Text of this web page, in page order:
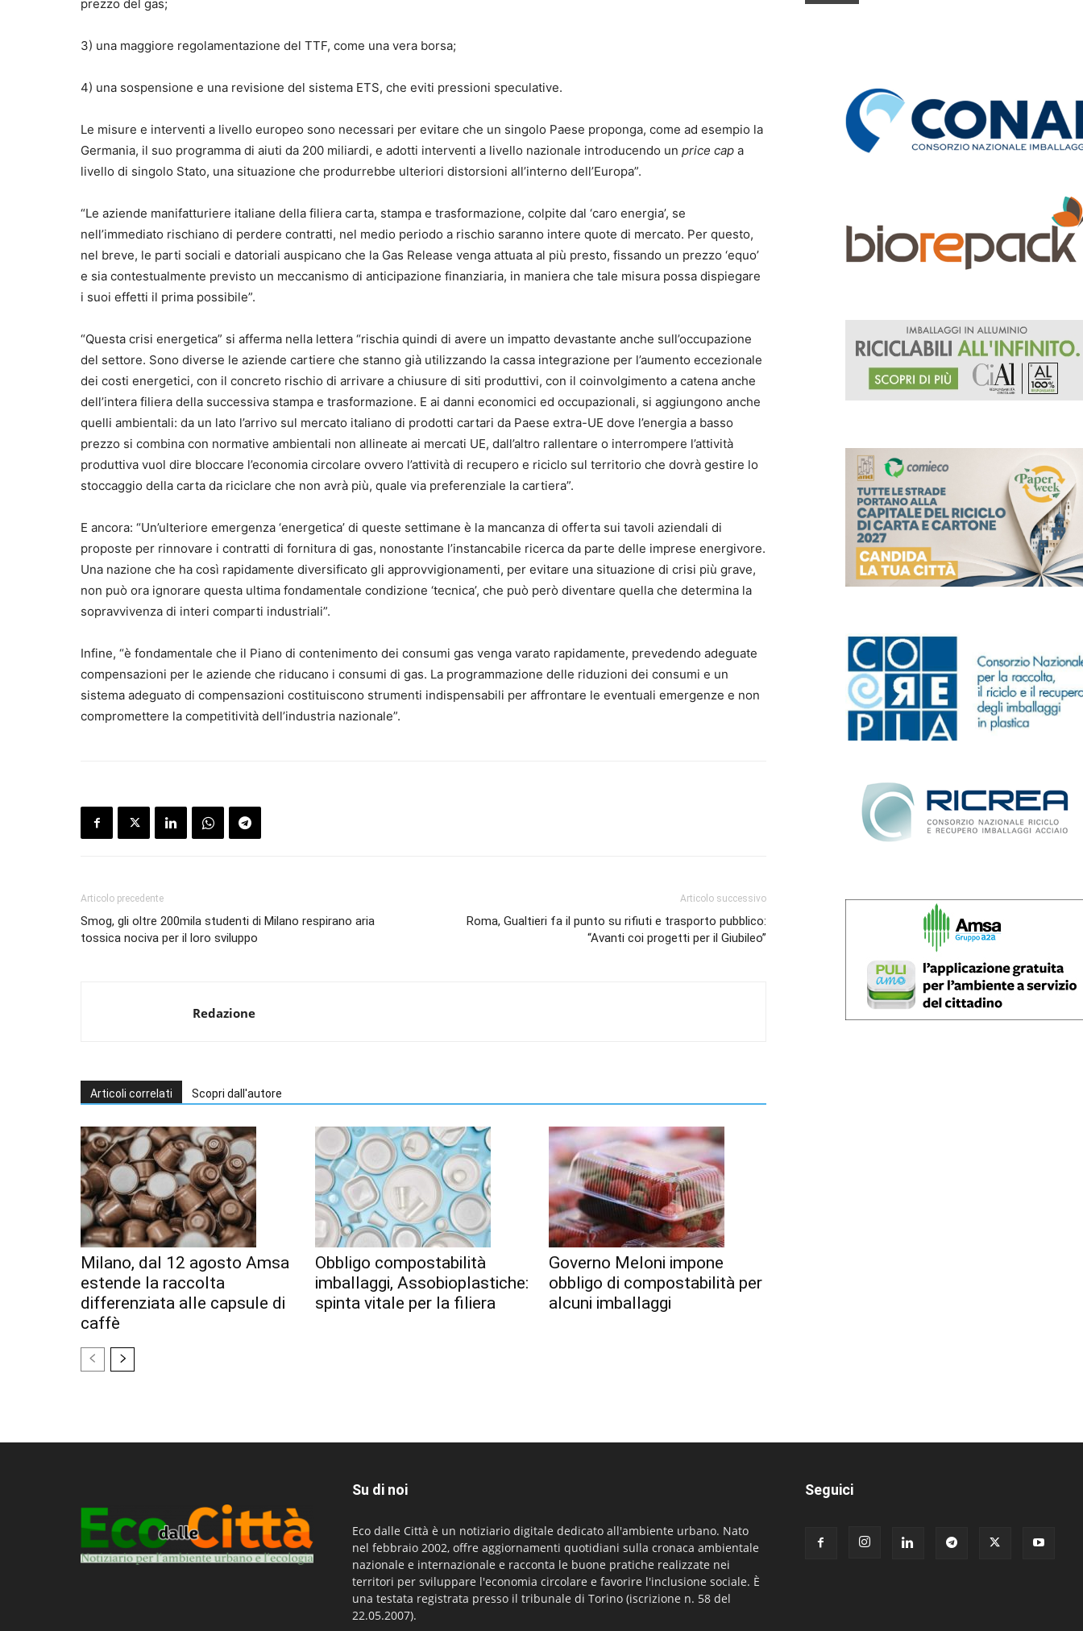
prezzo del gas;
3) una maggiore regolamentazione del TTF, come una vera borsa;
4) una sospensione e una revisione del sistema ETS, che eviti pressioni speculative.
Le misure e interventi a livello europeo sono necessari per evitare che un singolo Paese proponga, come ad esempio la
Germania, il suo programma di aiuti da 200 miliardi, e adotti interventi a livello nazionale introducendo un price cap a
livello di singolo Stato, una situazione che produrrebbe ulteriori distorsioni all’interno dell’Europa”.
“Le aziende manifatturiere italiane della filiera carta, stampa e trasformazione, colpite dal ‘caro energia’, se
nell’immediato rischiano di perdere contratti, nel medio periodo a rischio saranno intere quote di mercato. Per questo,
nel breve, le parti sociali e datoriali auspicano che la Gas Release venga attuata al più presto, fissando un prezzo ‘equo’
e sia contestualmente previsto un meccanismo di anticipazione finanziaria, in maniera che tale misura possa dispiegare
i suoi effetti il prima possibile”.
“Questa crisi energetica” si afferma nella lettera “rischia quindi di avere un impatto devastante anche sull’occupazione
del settore. Sono diverse le aziende cartiere che stanno già utilizzando la cassa integrazione per l’aumento eccezionale
dei costi energetici, con il concreto rischio di arrivare a chiusure di siti produttivi, con il coinvolgimento a catena anche
dell’intera filiera della successiva stampa e trasformazione. E ai danni economici ed occupazionali, si aggiungono anche
quelli ambientali: da un lato l’arrivo sul mercato italiano di prodotti cartari da Paese extra-UE dove l’energia a basso
prezzo si combina con normative ambientali non allineate ai mercati UE, dall’altro rallentare o interrompere l’attività
produttiva vuol dire bloccare l’economia circolare ovvero l’attività di recupero e riciclo sul territorio che dovrà gestire lo
stoccaggio della carta da riciclare che non avrà più, quale via preferenziale la cartiera”.
E ancora: “Un’ulteriore emergenza ‘energetica’ di queste settimane è la mancanza di offerta sui tavoli aziendali di
proposte per rinnovare i contratti di fornitura di gas, nonostante l’instancabile ricerca da parte delle imprese energivore.
Una nazione che ha così rapidamente diversificato gli approvvigionamenti, per evitare una situazione di crisi più grave,
non può ora ignorare questa ultima fondamentale condizione ‘tecnica’, che può però diventare quella che determina la
sopravvivenza di interi comparti industriali”.
Infine, “è fondamentale che il Piano di contenimento dei consumi gas venga varato rapidamente, prevedendo adeguate
compensazioni per le aziende che riducano i consumi di gas. La programmazione delle riduzioni dei consumi e un
sistema adeguato di compensazioni costituiscono strumenti indispensabili per affrontare le eventuali emergenze e non
compromettere la competitività dell’industria nazionale”.
Articolo precedente
Smog, gli oltre 200mila studenti di Milano respirano aria
tossica nociva per il loro sviluppo
Articolo successivo
Roma, Gualtieri fa il punto su rifiuti e trasporto pubblico:
“Avanti coi progetti per il Giubileo”
Redazione
Articoli correlati Scopri dall'autore
Milano, dal 12 agosto Amsa
estende la raccolta
differenziata alle capsule di
caffè
Obbligo compostabilità
imballaggi, Assobioplastiche:
spinta vitale per la filiera
Governo Meloni impone
obbligo di compostabilità per
alcuni imballaggi
Su di noi
Eco dalle Città è un notiziario digitale dedicato all'ambiente urbano. Nato
nel febbraio 2002, offre aggiornamenti quotidiani sulla cronaca ambientale
nazionale e internazionale e racconta le buone pratiche realizzate nei
territori per sviluppare l'economia circolare e favorire l'inclusione sociale. È
una testata registrata presso il tribunale di Torino (iscrizione n. 58 del
22.05.2007).
Seguici